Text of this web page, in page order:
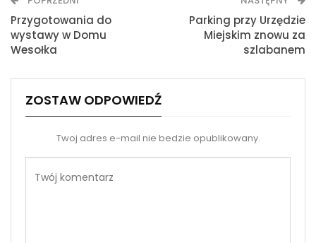
Przygotowania do
wystawy w Domu
Wesołka
Parking przy Urzędzie
Miejskim znowu za
szlabanem
ZOSTAW ODPOWIEDŹ
Twoj adres e-mail nie bedzie opublikowany.